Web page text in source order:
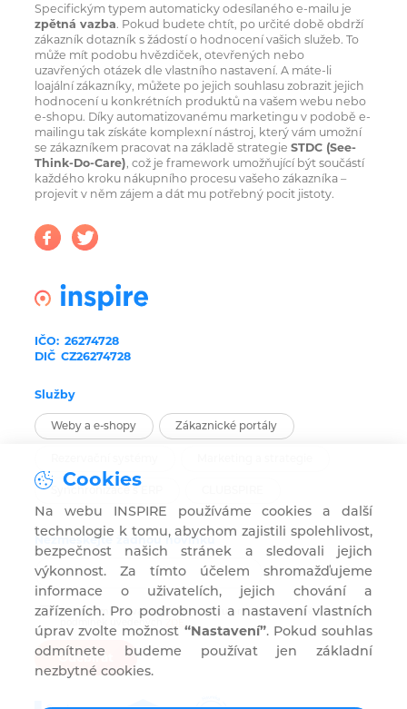
Specifickým typem automaticky odesílaného e-mailu je
zpětná vazba. Pokud budete chtít, po určité době obdrží
zákazník dotazník s žádostí o hodnocení vašich služeb. To
může mít podobu hvězdiček, otevřených nebo
uzavřených otázek dle vlastního nastavení. A máte-li
loajální zákazníky, můžete po jejich souhlasu zobrazit jejich
hodnocení u konkrétních produktů na vašem webu nebo
e-shopu. Díky automatizovanému marketingu v podobě e-
mailingu tak získáte komplexní nástroj, který vám umožní
se zákazníkem pracovat na základě strategie STDC (See-
Think-Do-Care), což je framework umožňující být součástí
každého kroku nákupního procesu vašeho zákazníka –
projevit v něm zájem a dát mu potřebný pocit jistoty.
IČO: 26274728
DIČ CZ26274728
Služby
Weby a e-shopy Zákaznické portály
Nezmeškejte žádnou novinku
Souhlasím s užíváním mého e-mailu pro marketingové účely za
podmínek uvedených
Odebírat
Cookies
Na webu INSPIRE používáme cookies a další
technologie k tomu, abychom zajistili spolehlivost,
bezpečnost našich stránek a sledovali jejich
výkonnost. Za tímto účelem shromažďujeme
informace o uživatelích, jejich chování a
zařízeních. Pro podrobnosti a nastavení vlastních
úprav zvolte možnost “Nastavení”. Pokud souhlas
odmítnete budeme používat jen základní
nezbytné cookies.